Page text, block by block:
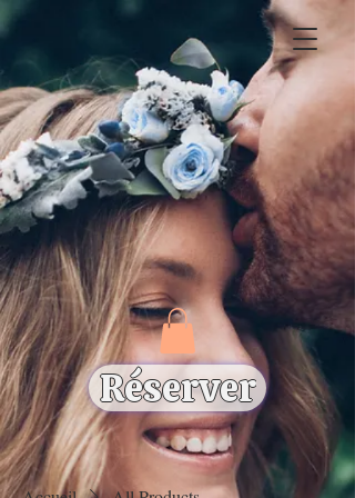
Réserver